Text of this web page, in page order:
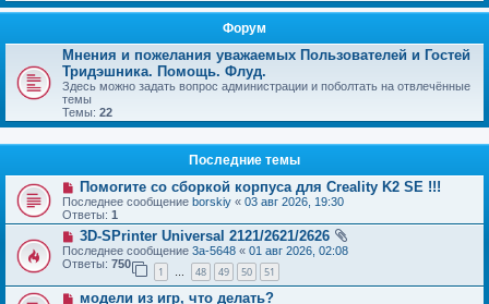
Форум
Мнения и пожелания уважаемых Пользователей и Гостей
Тридэшника. Помощь. Флуд.
Здесь можно задать вопрос администрации и поболтать на отвлечённые
темы
Темы: 22
Последние темы
Помогите со сборкой корпуса для Creality K2 SE !!!
Последнее сообщение borskiy « 03 авг 2026, 19:30
Ответы: 1
3D-SPrinter Universal 2121/2621/2626
Последнее сообщение 3a-5648 « 01 авг 2026, 02:08
Ответы: 750
1 … 48 49 50 51
модели из игр, что делать?